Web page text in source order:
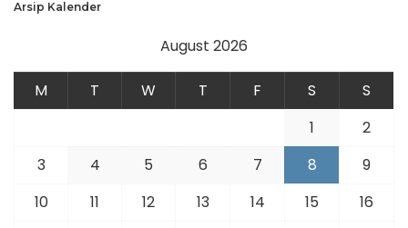
Arsip Kalender
August 2026
M T W T F S
S
1
2
3
4 5 6 7 8
9
10
11 12 13 14 15
16